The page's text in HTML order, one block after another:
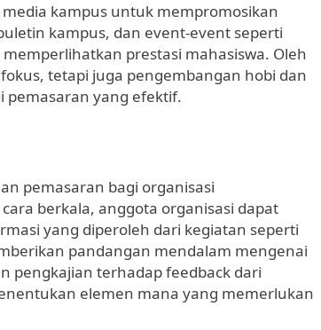
kampus untuk mempromosikan
kampus, dan event-event seperti
prestasi mahasiswa. Oleh
tetapi juga pengembangan hobi dan
pemasaran yang efektif.
pemasaran bagi organisasi
berkala, anggota organisasi dapat
yang diperoleh dari kegiatan seperti
pandangan mendalam mengenai
pengkajian terhadap feedback dari
elemen mana yang memerlukan